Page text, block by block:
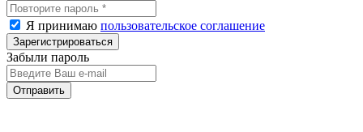
Я принимаю пользовательское соглашение
Забыли пароль